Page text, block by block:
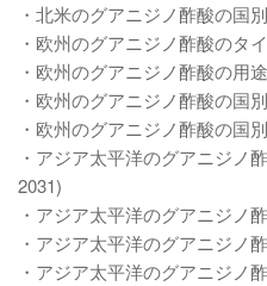
・北米のグアニジノ酢酸の国
・欧州のグアニジノ酢酸のタ
・欧州のグアニジノ酢酸の用
・欧州のグアニジノ酢酸の国
・欧州のグアニジノ酢酸の国
・アジア太平洋のグアニジノ
2031)
・アジア太平洋のグアニジノ
・アジア太平洋のグアニジノ
・アジア太平洋のグアニジノ